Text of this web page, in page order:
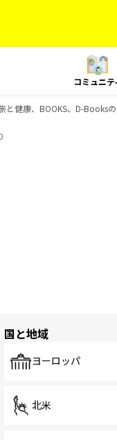
コミュニテ
と健康、BOOKS、D-Books
国と地域
ヨーロッパ
北米